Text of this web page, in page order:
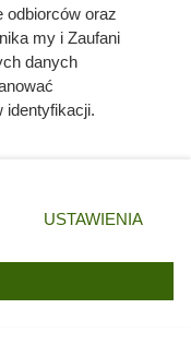
odbiorców oraz
my i Zaufani
danych
identyfikacji.
prywatności
strony. Niektóre
się takiemu
zastosowania tylko
USTAWIENIA